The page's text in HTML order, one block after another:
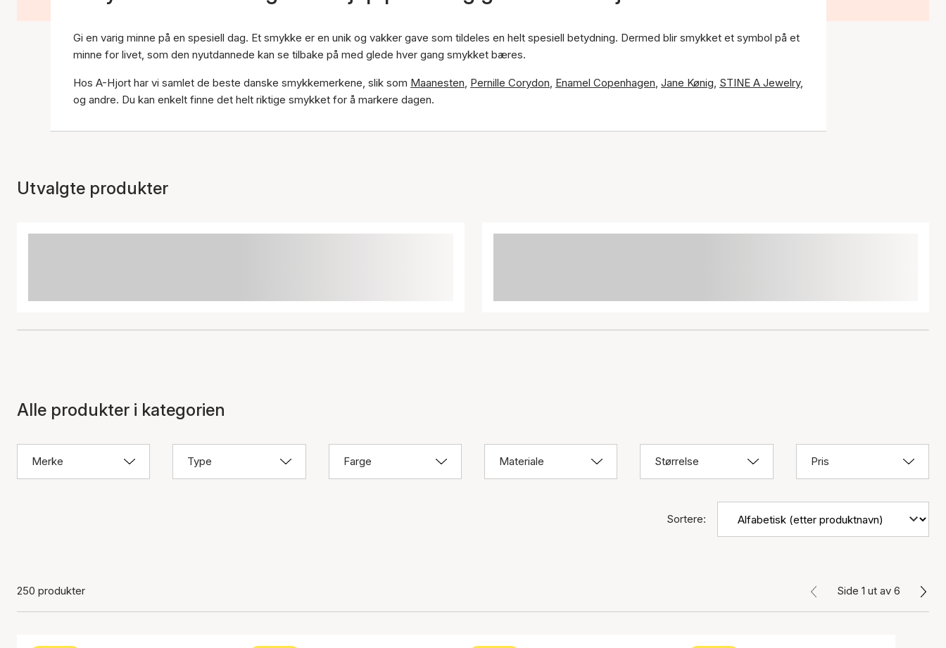
Gi en varig minne på en spesiell dag. Et smykke er en unik og vakker gave som tildeles en helt spesiell betydning. Dermed blir smykket et symbol på et
minne for livet, som den nyutdannede kan se tilbake på med glede hver gang smykket bæres.
Hos A-Hjort har vi samlet de beste danske smykkemerkene, slik som Maanesten, Pernille Corydon, Enamel Copenhagen, Jane Kønig, STINE A Jewelry,
og andre. Du kan enkelt finne det helt riktige smykket for å markere dagen.
Utvalgte produkter
Alle produkter i kategorien
Merke Type Farge Materiale Størrelse Pris
Sortere:
250 produkter Side 1 ut av 6